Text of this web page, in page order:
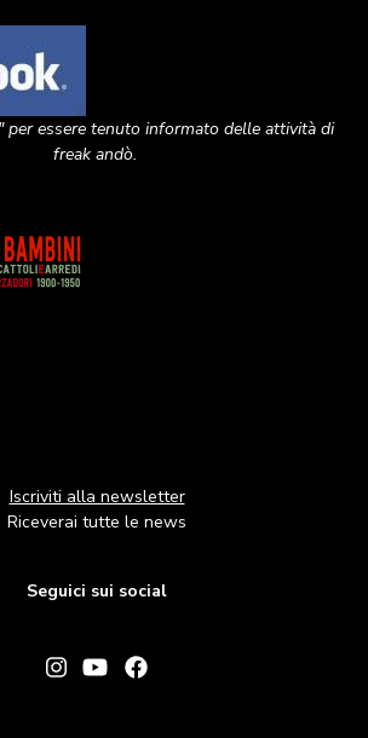
per essere tenuto informato delle attività di
freak andò.
Iscriviti alla newsletter
Riceverai tutte le news
Seguici sui social